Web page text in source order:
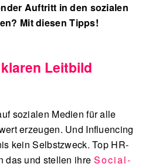
Auftritt in den sozialen
Mit diesen Tipps!
Leitbild
sozialen Medien für alle
erzeugen. Und Influencing
kein Selbstzweck. Top HR-
das und stellen ihre Social-